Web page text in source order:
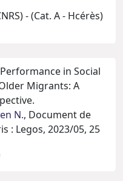
- (Cat. A - Hcérès)
in Social
Migrants: A
N., Document de
: Legos, 2023/05, 25